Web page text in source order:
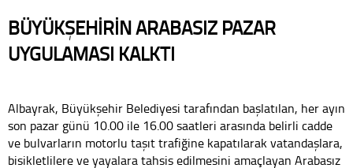
BÜYÜKŞEHİRİN ARABASIZ PAZAR
UYGULAMASI KALKTI
Albayrak, Büyükşehir Belediyesi tarafından başlatılan, her ayın
son pazar günü 10.00 ile 16.00 saatleri arasında belirli cadde
ve bulvarların motorlu taşıt trafiğine kapatılarak vatandaşlara,
bisikletlilere ve yayalara tahsis edilmesini amaçlayan Arabasız